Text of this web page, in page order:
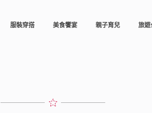
服裝穿搭 美食饗宴 親子育兒 旅遊